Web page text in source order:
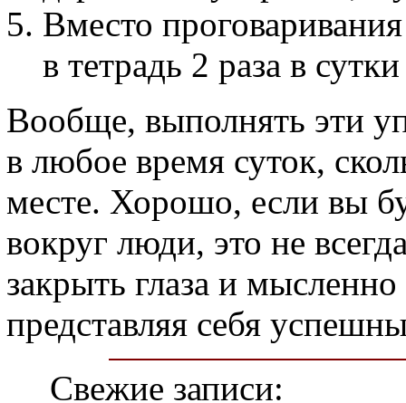
Вместо
в тетрадь 2 раза в
Вообще, выполнять эти
в любое время суток,
месте. Хорошо, если вы
вокруг люди, это не
закрыть глаза и
представляя себя
Свежие записи: